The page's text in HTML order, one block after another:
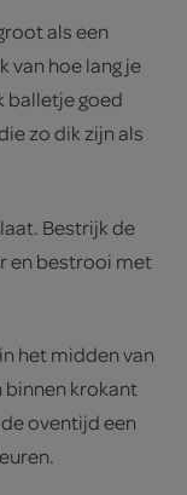
als een
van hoe lang je
balletje goed
zo dik zijn als
Bestrijk de
en bestrooi met
het midden van
binnen krokant
oventijd een